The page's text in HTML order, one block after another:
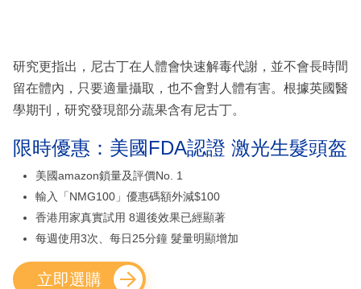
研究更指出，尼古丁在人體會快速解毒代謝，並不會長時間
留在體內，只要適量攝取，也不會對人體有害。根據英國醫
學期刊，研究發現部分蔬果含有尼古丁。
限時優惠：美國FDA認證 激光生髮頭盔
美國amazon鎖量及評價No. 1
輸入「NMG100」優惠碼額外減$100
香港用家真實試用 8週後效果已經顯著
每週使用3次、每日25分鐘 髮量明顯增加
立即選購